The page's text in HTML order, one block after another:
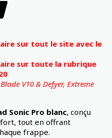
sur tout le site avec le
sur toute la rubrique
V10 & Defyer, Extreme
Sonic Pro blanc, conçu
tout en offrant
frappe.